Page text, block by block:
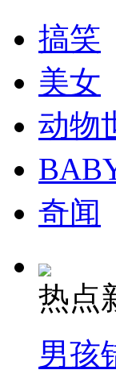
纽约上演“枕
司机酒驾遇
搞笑
美女
动物
奇闻
热点
男孩